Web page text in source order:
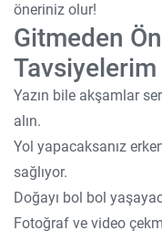
öneriniz olur!
Gitmeden
Tavsiyelerim
Yazın bile akşamlar
alın.
Yol yapacaksanız
sağlıyor.
Doğayı bol bol
Fotoğraf ve video